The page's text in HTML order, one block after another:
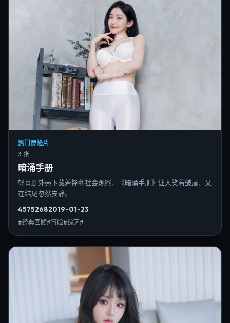
热门冒险片
3 张
暗涌手册
轻喜剧外壳下藏着锋利社会观察，《暗涌手册》让人笑着皱眉，又
在结尾忽然安静。
45752682019-01-23
#经典回顾#冒险#综艺#